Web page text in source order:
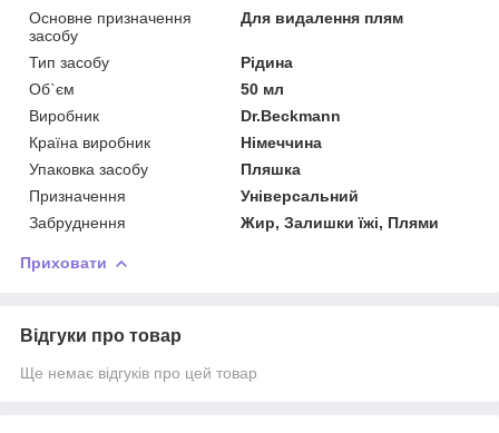
Основне призначення
засобу
Для видалення плям
Тип засобу
Рідина
Об`єм
50 мл
Виробник
Dr.Beckmann
Країна виробник
Німеччина
Упаковка засобу
Пляшка
Призначення
Універсальний
Забруднення
Жир, Залишки їжі, Плями
Приховати
Відгуки про товар
Ще немає відгуків про цей товар